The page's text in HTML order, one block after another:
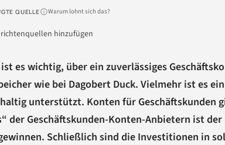
QUELLE Warum lohnt sich das?
hinzufügen
es wichtig, über ein zuverlässiges
wie bei Dagobert Duck. Vielmehr ist es
unterstützt. Konten für Geschäftskunden
der Geschäftskunden-Konten-Anbietern ist
Schließlich sind die Investitionen in